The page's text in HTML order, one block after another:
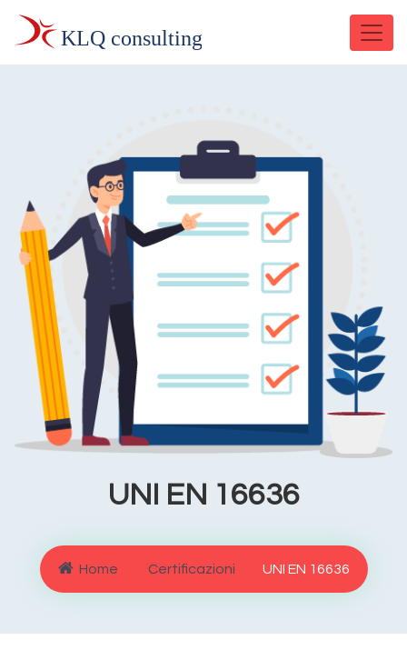
UNI EN 16636
Home Certificazioni UNI EN 16636